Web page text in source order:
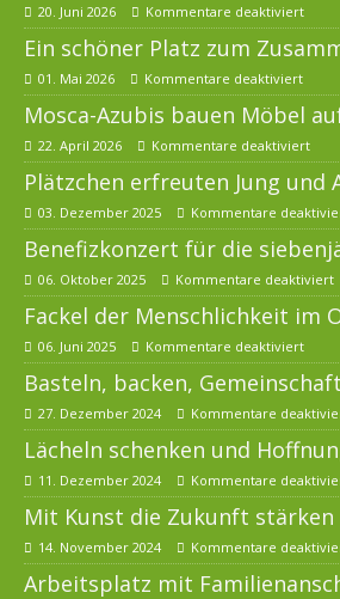
20. Juni 2026 Kommentare deaktiviert
Ein schöner Platz zum
01. Mai 2026 Kommentare deaktiviert
Mosca-Azubis bauen Möbel
22. April 2026 Kommentare deaktiviert
Plätzchen erfreuten Jung und
03. Dezember 2025 Kommentare
Benefizkonzert für die
06. Oktober 2025 Kommentare deaktiviert
Fackel der Menschlichkeit im
06. Juni 2025 Kommentare deaktiviert
Basteln, backen,
27. Dezember 2024 Kommentare
Lächeln schenken und
11. Dezember 2024 Kommentare
Mit Kunst die Zukunft stärken
14. November 2024 Kommentare
Arbeitsplatz mit